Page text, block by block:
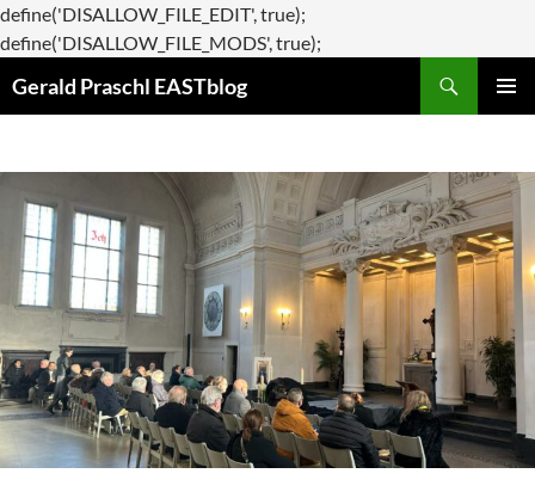
define('DISALLOW_FILE_EDIT', true);
define('DISALLOW_FILE_MODS', true);
Gerald Praschl EASTblog